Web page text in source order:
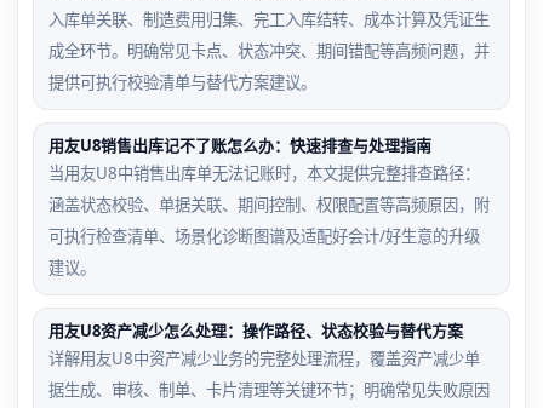
入库单关联、制造费用归集、完工入库结转、成本计算及凭证生
成全环节。明确常见卡点、状态冲突、期间错配等高频问题，并
提供可执行校验清单与替代方案建议。
用友U8销售出库记不了账怎么办：快速排查与处理指南
当用友U8中销售出库单无法记账时，本文提供完整排查路径：
涵盖状态校验、单据关联、期间控制、权限配置等高频原因，附
可执行检查清单、场景化诊断图谱及适配好会计/好生意的升级
建议。
用友U8资产减少怎么处理：操作路径、状态校验与替代方案
详解用友U8中资产减少业务的完整处理流程，覆盖资产减少单
据生成、审核、制单、卡片清理等关键环节；明确常见失败原因